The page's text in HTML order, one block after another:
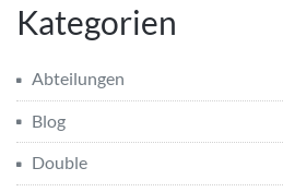
Kategorien
Abteilungen
Blog
Double